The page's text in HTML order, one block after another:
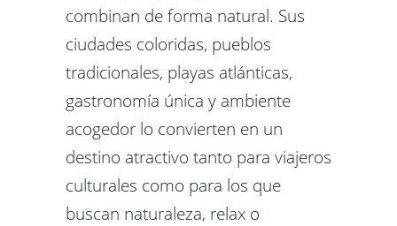
combinan de forma natural. Sus
ciudades coloridas, pueblos
tradicionales, playas atlánticas,
gastronomía única y ambiente
acogedor lo convierten en un
destino atractivo tanto para viajeros
culturales como para los que
buscan naturaleza, relax o